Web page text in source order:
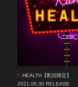
HEALTH【配信限定】
2021.06.30 RELEASE